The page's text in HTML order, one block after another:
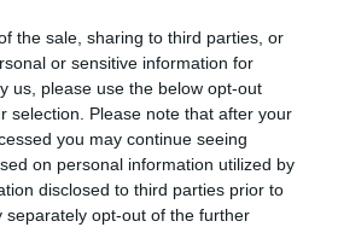
the sale, sharing to third parties, or
or sensitive information for
us, please use the below opt-out
selection. Please note that after your
you may continue seeing
on personal information utilized by
disclosed to third parties prior to
separately opt-out of the further
Θεία Λειτουργία. Στις
δάσους, όπου
χιλιάδες ωδικά πουλιά και
πεταλούδες, βρίσκεται
της Παναγιάς, στα
Το μικρό Εξωκλήσι, είναι